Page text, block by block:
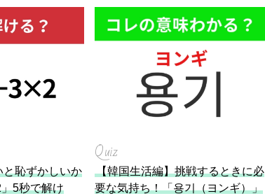
恥ずかしいか
5秒で解け
Quiz
【韓国生活編】挑戦するときに必
要な気持ち！「용기（ヨンギ）」